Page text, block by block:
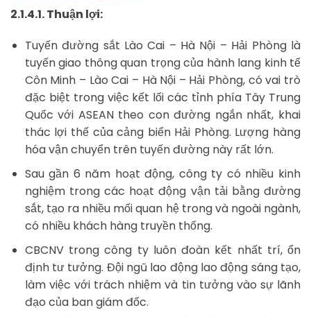
2.1.4.1. Thuận lợi:
Tuyến đường sắt Lào Cai – Hà Nội – Hải Phòng là
tuyến giao thông quan trọng của hành lang kinh tế
Côn Minh – Lào Cai – Hà Nội – Hải Phòng, có vai trò
đặc biệt trong việc kết lối các tỉnh phía Tây Trung
Quốc với ASEAN theo con đường ngắn nhất, khai
thác lợi thế của cảng biển Hải Phòng. Lượng hàng
hóa vận chuyển trên tuyến đường này rất lớn.
Sau gần 6 năm hoạt động, công ty có nhiều kinh
nghiệm trong các hoạt động vận tải bằng đường
sắt, tạo ra nhiều mối quan hệ trong và ngoài ngành,
có nhiều khách hàng truyền thống.
CBCNV trong công ty luôn đoàn kết nhất trí, ổn
định tư tưởng. Đội ngũ lao động lao động sáng tạo,
làm việc với trách nhiệm và tin tưởng vào sự lãnh
đạo của ban giám đốc.